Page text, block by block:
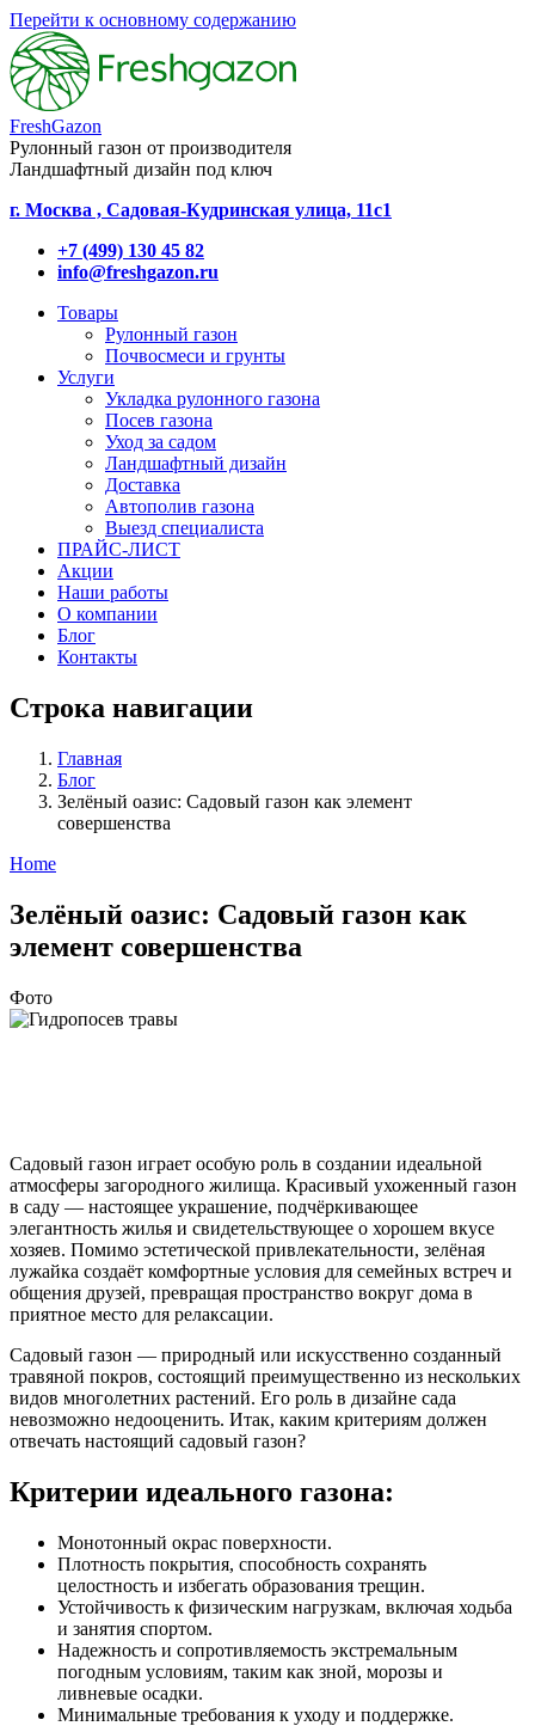
Перейти к основному содержанию
FreshGazon
Рулонный газон от производителя
Ландшафтный дизайн под ключ
г. Москва , Садовая-Кудринская улица, 11с1
+7 (499) 130 45 82
info@freshgazon.ru
Товары
Рулонный газон
Почвосмеси и грунты
Услуги
Укладка рулонного газона
Посев газона
Уход за садом
Ландшафтный дизайн
Доставка
Автополив газона
Выезд специалиста
ПРАЙС-ЛИСТ
Акции
Наши работы
О компании
Блог
Контакты
Строка навигации
Главная
Блог
Зелёный оазис: Садовый газон как элемент
совершенства
Home
Зелёный оазис: Садовый газон как
элемент совершенства
Фото
Садовый газон играет особую роль в создании идеальной
атмосферы загородного жилища. Красивый ухоженный газон
в саду — настоящее украшение, подчёркивающее
элегантность жилья и свидетельствующее о хорошем вкусе
хозяев. Помимо эстетической привлекательности, зелёная
лужайка создаёт комфортные условия для семейных встреч и
общения друзей, превращая пространство вокруг дома в
приятное место для релаксации.
Садовый газон — природный или искусственно созданный
травяной покров, состоящий преимущественно из нескольких
видов многолетних растений. Его роль в дизайне сада
невозможно недооценить. Итак, каким критериям должен
отвечать настоящий садовый газон?
Критерии идеального газона:
Монотонный окрас поверхности.
Плотность покрытия, способность сохранять
целостность и избегать образования трещин.
Устойчивость к физическим нагрузкам, включая ходьба
и занятия спортом.
Надежность и сопротивляемость экстремальным
погодным условиям, таким как зной, морозы и
ливневые осадки.
Минимальные требования к уходу и поддержке.